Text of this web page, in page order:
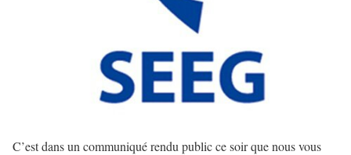
C’est dans un communiqué rendu public ce soir que nous vous